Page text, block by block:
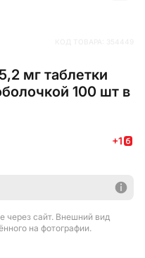
мг таблетки
100 шт в
+1
через сайт. Внешний вид
на фотографии.